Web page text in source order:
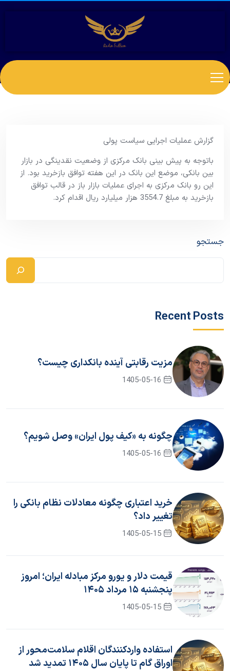
گزارش عملیات اجرایی سیاست پولی
باتوجه به پیش بینی بانک مرکزی از وضعیت نقدینگی در بازار
بین بانکی، موضع این بانک در این هفته توافق بازخرید بود. از
این رو بانک مرکزی به اجرای عملیات بازار باز در قالب توافق
بازخرید به مبلغ 3554.7 هزار میلیارد ریال اقدام کرد.
جستجو
Recent Posts
مزیت رقابتی آینده بانکداری چیست؟
1405-05-16
چگونه به «کیف پول ایران» وصل شویم؟
1405-05-16
خرید اعتباری چگونه معادلات نظام بانکی را
تغییر داد؟
1405-05-15
قیمت دلار و یورو مرکز مبادله ایران؛ امروز
پنجشنبه ۱۵ مرداد ۱۴۰۵
1405-05-15
استفاده واردکنندگان اقلام سلامت‌محور از
اوراق گام تا پایان سال ۱۴۰۵ تمدید شد